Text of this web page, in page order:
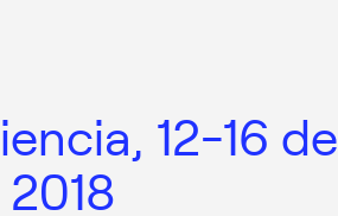
12-16 de